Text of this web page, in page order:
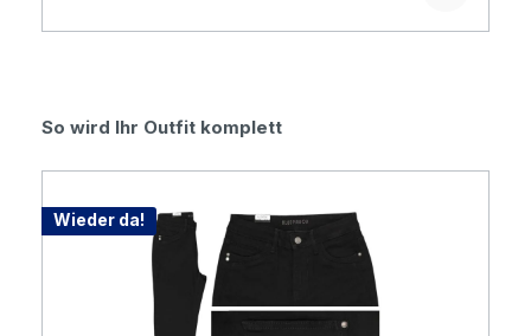
Produktgalerie überspringen
So wird Ihr Outfit komplett
Wieder da!